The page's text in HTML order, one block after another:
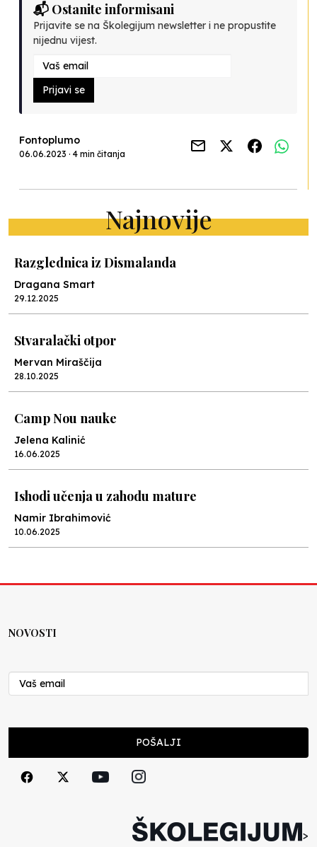
📬 Ostanite informisani
Prijavite se na Školegijum newsletter i ne propustite
nijednu vijest.
Prijavi se
Fontoplumo
06.06.2023 · 4 min čitanja
Najnovije
Razglednica iz Dismalanda
Dragana Smart
29.12.2025
Stvaralački otpor
Mervan Miraščija
28.10.2025
Camp Nou nauke
Jelena Kalinić
16.06.2025
Ishodi učenja u zahodu mature
Namir Ibrahimović
10.06.2025
Nenad Veličković
29.10.2024
Cuke i djeca
NOVOSTI
POŠALJI
>